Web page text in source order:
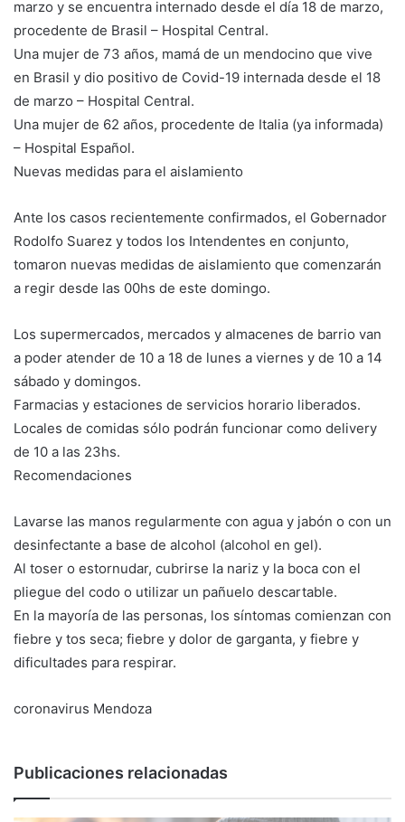
marzo y se encuentra internado desde el día 18 de marzo,
procedente de Brasil – Hospital Central.
Una mujer de 73 años, mamá de un mendocino que vive
en Brasil y dio positivo de Covid-19 internada desde el 18
de marzo – Hospital Central.
Una mujer de 62 años, procedente de Italia (ya informada)
– Hospital Español.
Nuevas medidas para el aislamiento
Ante los casos recientemente confirmados, el Gobernador
Rodolfo Suarez y todos los Intendentes en conjunto,
tomaron nuevas medidas de aislamiento que comenzarán
a regir desde las 00hs de este domingo.
Los supermercados, mercados y almacenes de barrio van
a poder atender de 10 a 18 de lunes a viernes y de 10 a 14
sábado y domingos.
Farmacias y estaciones de servicios horario liberados.
Locales de comidas sólo podrán funcionar como delivery
de 10 a las 23hs.
Recomendaciones
Lavarse las manos regularmente con agua y jabón o con un
desinfectante a base de alcohol (alcohol en gel).
Al toser o estornudar, cubrirse la nariz y la boca con el
pliegue del codo o utilizar un pañuelo descartable.
En la mayoría de las personas, los síntomas comienzan con
fiebre y tos seca; fiebre y dolor de garganta, y fiebre y
dificultades para respirar.
coronavirus Mendoza
Publicaciones relacionadas